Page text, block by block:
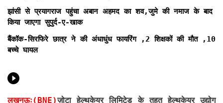
झांसी से प्रयागराज पहुंचा अबान अहमद का शव,जुमे की नमाज के बाद
किया जाएगा सुपुर्द-ए-खाक
बैंकॉक-सिरफिरे छात्र ने की अंधाधुंध फायरिंग ,2 शिक्षकों की मौत ,10
बच्चे घायल
लखनऊः(BNE)ज़ोटा हेल्थकेयर लिमिटेड के तहत हेल्थकेयर उद्योग